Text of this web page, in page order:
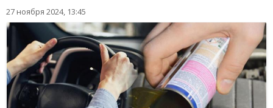
27 ноября 2024, 13:45